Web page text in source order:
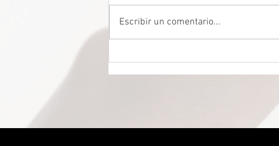
Escribir un comentario...